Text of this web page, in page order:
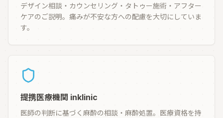
デザイン相談・カウンセリング・タトゥー施術・アフター
ケアのご説明。痛みが不安な方への配慮を大切にしていま
す。
提携医療機関 inklinic
医師の判断に基づく麻酔の相談・麻酔処置。医療資格を持